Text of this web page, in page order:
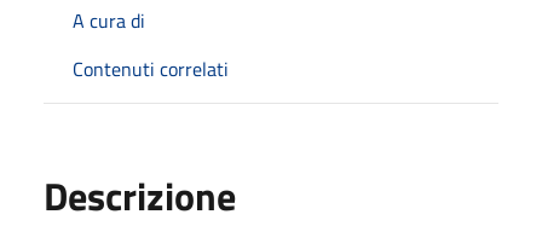
A cura di
Contenuti correlati
Descrizione